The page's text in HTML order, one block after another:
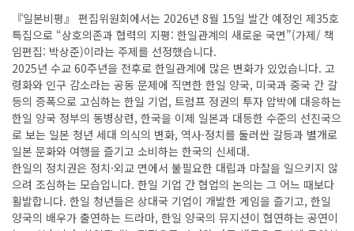
『일본비평』 편집위원회에서는 2026년 8월 15일 발간 예정인 제35호
특집으로 “상호의존과 협력의 지평: 한일관계의 새로운 국면”(가제/ 책
임편집: 박상준)이라는 주제를 선정했습니다.
2025년 수교 60주년을 전후로 한일관계에 많은 변화가 있었습니다. 고
령화와 인구 감소라는 공동 문제에 직면한 한일 양국, 미국과 중국 간 갈
등의 증폭으로 고심하는 한일 기업, 트럼프 정권의 투자 압박에 대응하는
한일 양국 정부의 동병상련, 한국을 이제 일본과 대등한 수준의 선진국으
로 보는 일본 청년 세대 의식의 변화, 역사·정치를 둘러싼 갈등과 별개로
일본 문화와 여행을 즐기고 소비하는 한국의 신세대.
한일의 정치권은 정치·외교 면에서 불필요한 대립과 마찰을 일으키지 않
으려 조심하는 모습입니다. 한일 기업 간 협업의 논의는 그 어느 때보다
활발합니다. 한일 청년들은 상대국 기업이 개발한 게임을 즐기고, 한일
양국의 배우가 출연하는 드라마, 한일 양국의 뮤지션이 협연하는 공연이